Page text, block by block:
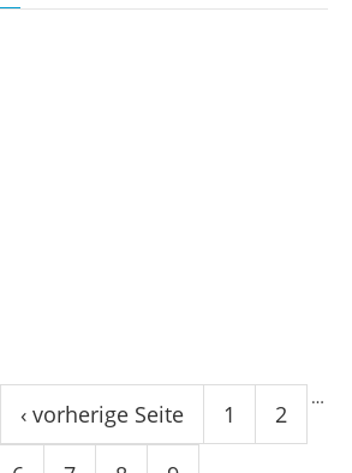
‹ vorherige Seite 1 2
…